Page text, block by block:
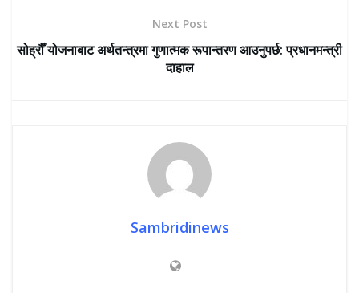
Next Post
सोह्रौँ योजनाबाट अर्थतन्त्रमा गुणात्मक रूपान्तरण आउनुपर्छ: प्रधानमन्त्री
दाहाल
Sambridinews